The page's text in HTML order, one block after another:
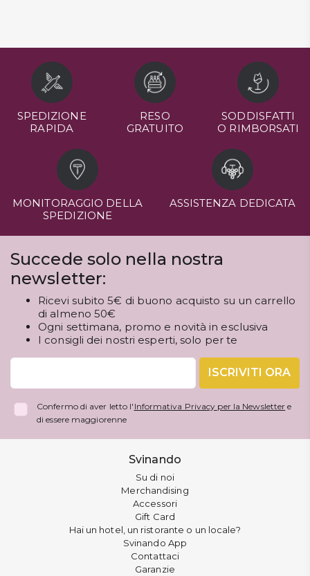
SPEDIZIONE
RAPIDA
RESO
GRATUITO
SODDISFATTI
O RIMBORSATI
MONITORAGGIO DELLA
SPEDIZIONE
ASSISTENZA DEDICATA
Succede solo nella nostra
newsletter:
Ricevi subito 5€ di buono acquisto su un carrello
di almeno 50€
Ogni settimana, promo e novità in esclusiva
I consigli dei nostri esperti, solo per te
ISCRIVITI ORA
Confermo di aver letto l' Informativa Privacy per la Newsletter e
di essere maggiorenne
Svinando
Su di noi
Merchandising
Accessori
Gift Card
Hai un hotel, un ristorante o un locale?
Svinando App
Contattaci
Garanzie